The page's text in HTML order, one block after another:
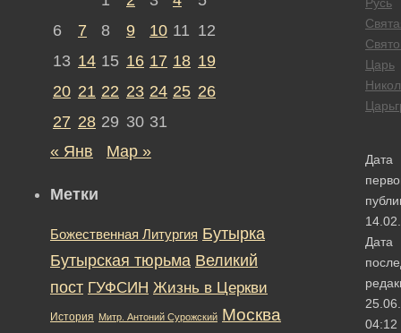
Царь
Дата
Дата
04:12
6
7 8 9 10 11 12
13 14 15 16 17 18 19
20 21 22 23 24 25 26
27 28 29 30 31
« Янв
Мар »
Метки
Божественная Литургия Бутырка
Бутырская тюрьма Великий
пост ГУФСИН Жизнь в Церкви
История Митр. Антоний Сурожский Москва